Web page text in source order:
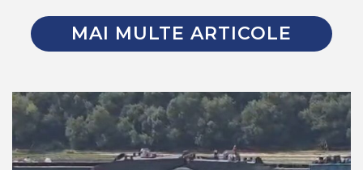
MAI MULTE ARTICOLE